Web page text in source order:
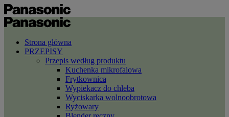
Strona główna
PRZEPISY
Przepis według produktu
Kuchenka mikrofalowa
Frytkownica
Wypiekacz do chleba
Wyciskarka wolnoobrotowa
Ryżowary